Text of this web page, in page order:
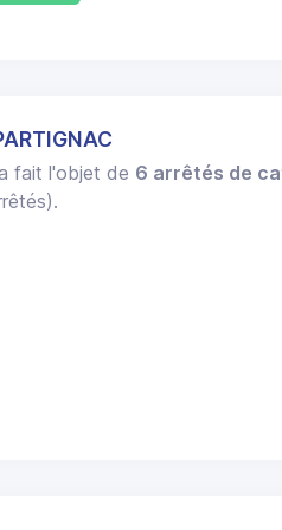
fait l'objet de 6 arrêtés de